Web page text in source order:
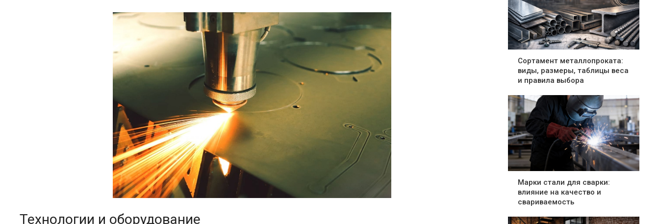
Технологии и оборудование
Сортамент металлопроката:
виды, размеры, таблицы веса
и правила выбора
Марки стали для сварки:
влияние на качество и
свариваемость